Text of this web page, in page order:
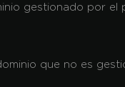
gestionado por
que no es